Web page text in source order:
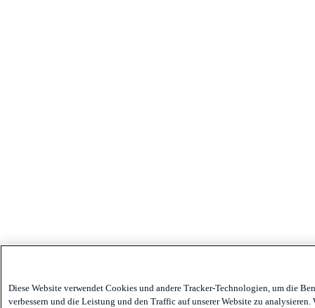
Diese Website verwendet Cookies und andere Tracker-Technologien, um die
verbessern und die Leistung und den Traffic auf unserer Website zu